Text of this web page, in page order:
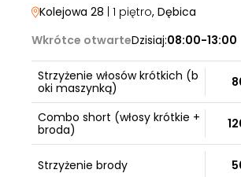
Kolejowa 28 | 1 piętro, Dębica
Wkrótce otwarteDzisiaj:08:00-13:00
Strzyżenie włosów krótkich (b
oki maszynką)
Combo short (włosy krótkie +
broda)
Strzyżenie brody